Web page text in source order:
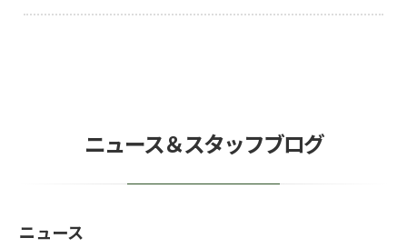
ニュース＆スタッフブログ
ニュース